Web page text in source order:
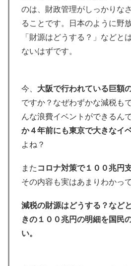
のは、財政管理がしっかりな
ることです。日本のように野
「財源はどうする？」などと
ないはずです。
今、 大阪で行われている巨額
ですか？なぜわずかな減税も
んな浪費イベントができるん
か４年前にも東京で大きなイ
よね？
また コロナ対策で１００兆円
その内容も実はあまりわかっ
減税の財源はどうする？など
きの１００兆円の明細を国民
い。